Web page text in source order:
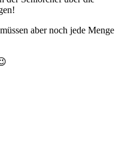
aber noch jede Menge